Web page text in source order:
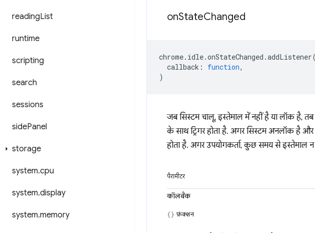
readingList
runtime
scripting
search
sessions
sidePanel
storage
system.cpu
system.display
system.memory
onStateChanged
chrome. idle.onStateChanged .addListener(
callback : function,
)
जब सिस्टम चालू, इस्तेमाल में नहीं है या लॉक है, तब
के साथ ट्रिगर होता है. अगर सिस्टम अनलॉक है
होता है. अगर उपयोगकर्ता, कुछ समय से इस्तेमाल न
पैरामीटर
कॉलबैक
फ़ंक्शन